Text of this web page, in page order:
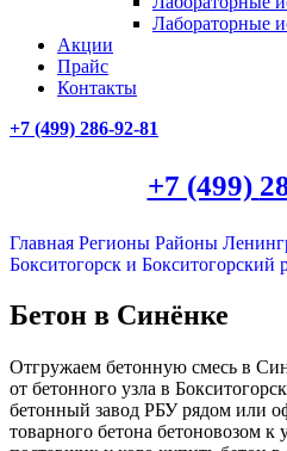
Лабораторные
Акции
Прайс
Контакты
+7 (499) 286-92-81
+7 (499)
Главная Регионы Районы
Бокситогорск и Бокситогорский
Бетон в Синёнке
Отгружаем бетонную смесь в
от бетонного узла в
бетонный завод РБУ рядом или
товарного бетона бетоновозом к